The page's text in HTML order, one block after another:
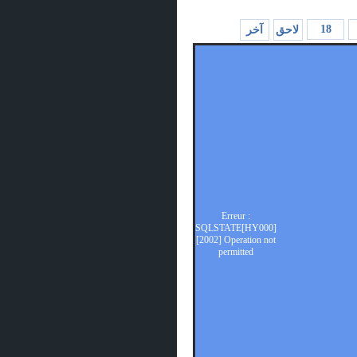
18 لاحق آخر
Erreur :
SQLSTATE[HY000]
[2002] Operation not
permitted